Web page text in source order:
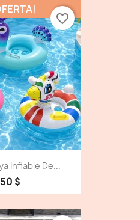
Inflable De...
$
favorite_border